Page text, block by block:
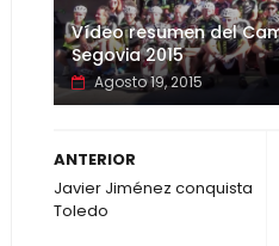
Vídeo resumen del
Segovia 2015
Agosto 19, 2015
ANTERIOR
Javier Jiménez conquista
Toledo